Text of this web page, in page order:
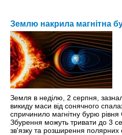
Землю накрила магнітна
Земля в неділю, 2 серпня,
викиду маси від сонячного
спричинило магнітну бурю рівня
Збурення можуть тривати до 3
зв'язку та розширення полярних